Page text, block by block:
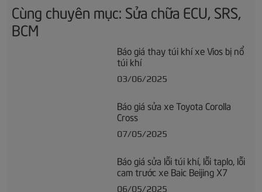
Cùng chuyên mục: Sửa chữa ECU, SRS,
BCM
Báo giá thay túi khí xe Vios bị nổ
túi khí
03/06/2025
Báo giá sửa xe Toyota Corolla
Cross
07/05/2025
Báo giá sửa lỗi túi khí, lỗi taplo, lỗi
cam trước xe Baic Beijing X7
06/05/2025